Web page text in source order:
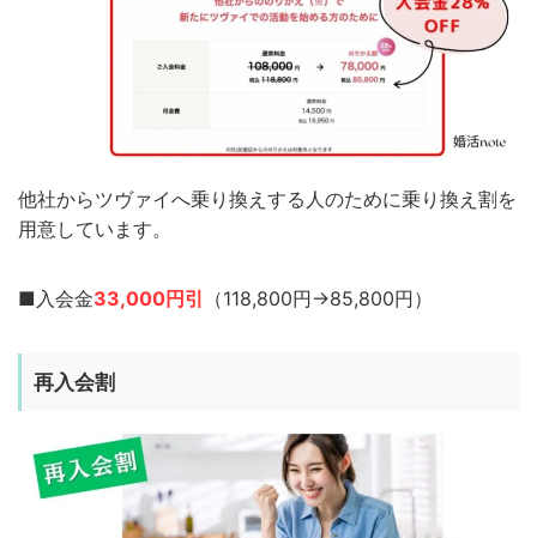
他社からツヴァイへ乗り換えする人のために乗り換え割を
用意しています。
■入会金33,000円引 （118,800円→85,800円）
再入会割